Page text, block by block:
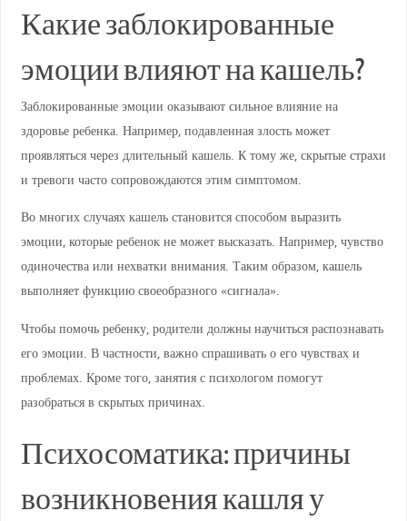
Какие заблокированные
эмоции влияют на кашель?
Заблокированные эмоции оказывают сильное влияние на
здоровье ребенка. Например, подавленная злость может
проявляться через длительный кашель. К тому же, скрытые страхи
и тревоги часто сопровождаются этим симптомом.
Во многих случаях кашель становится способом выразить
эмоции, которые ребенок не может высказать. Например, чувство
одиночества или нехватки внимания. Таким образом, кашель
выполняет функцию своеобразного «сигнала».
Чтобы помочь ребенку, родители должны научиться распознавать
его эмоции. В частности, важно спрашивать о его чувствах и
проблемах. Кроме того, занятия с психологом помогут
разобраться в скрытых причинах.
Психосоматика: причины
возникновения кашля у